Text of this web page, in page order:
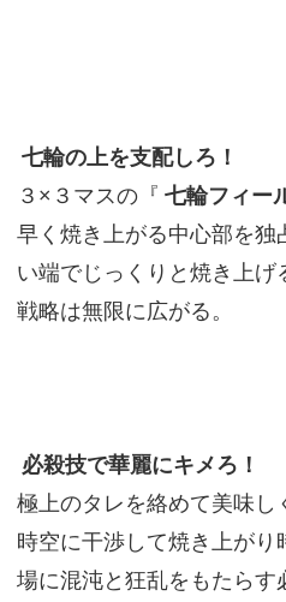
七輪の上を支配しろ！
３×３マスの『 七輪フィー
早く焼き上がる中心部を独
い端でじっくりと焼き上げ
戦略は無限に広がる。
必殺技で華麗にキメろ！
極上のタレを絡めて美味し
時空に干渉して焼き上がり
場に混沌と狂乱をもたらす